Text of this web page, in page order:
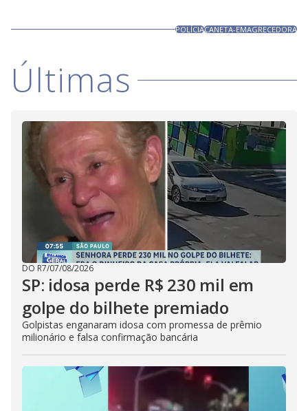
POLÍCIACANETA-EMAGRECEDORA
Últimas
DO R7/07/08/2026
SP: idosa perde R$ 230 mil em
golpe do bilhete premiado
Golpistas enganaram idosa com promessa de prêmio
milionário e falsa confirmação bancária